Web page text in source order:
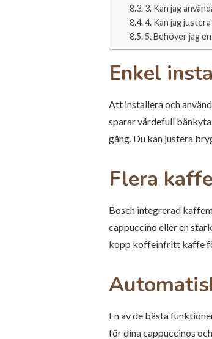
3. Kan jag
4. Kan jag
5. Behöver jag
Enkel
Att installera och
sparar värdefull
gång. Du kan justera
Flera
Bosch integrerad
cappuccino eller en
kopp koffeinfritt kaffe
En av de bästa
för dina cappuccinos